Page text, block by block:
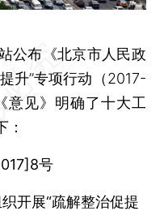
公布《北京市人民政
升”专项行动（2017-
意见》明确了十大工
号
开展“疏解整治促提